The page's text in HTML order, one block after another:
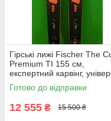
Гірські лижі Fischer The
Premium TI 155 см,
експертний карвінг,
2025р б/у
Готово до відправки
12 555 ₴ 15 500 ₴